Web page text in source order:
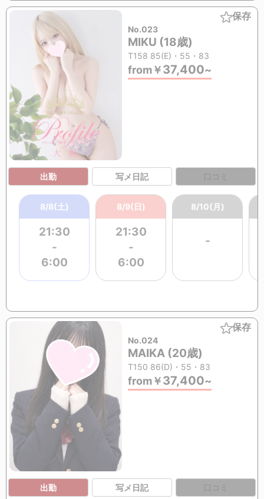
保存
No.023
MIKU (18歳)
T158 85(E)・55・83
from￥37,400~
出勤 写メ日記
8/8(土)
21:30
-
6:00
8/9(日)
21:30
-
6:00
8/10(月)
-
保存
No.024
MAIKA (20歳)
T150 86(D)・55・83
from￥37,400~
出勤 写メ日記